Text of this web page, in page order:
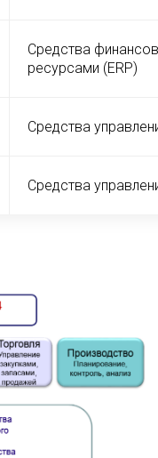
Средства
ресурсами (ERP)
Средства
Средства